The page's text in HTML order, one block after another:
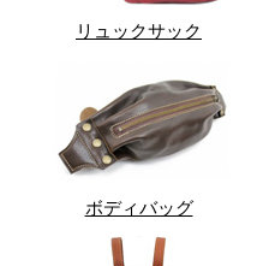
リュックサック
ボディバッグ